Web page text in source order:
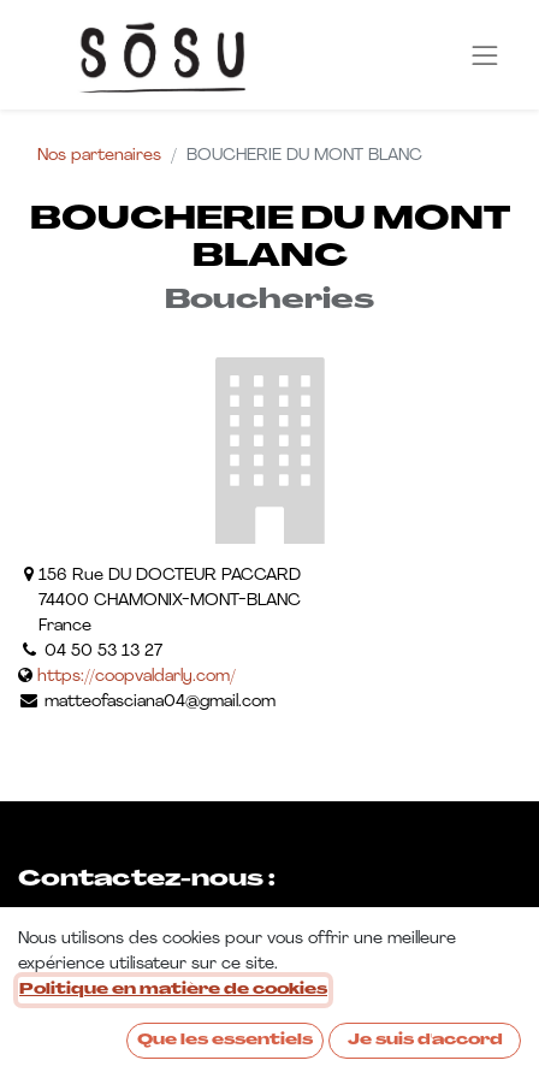
Nos partenaires BOUCHERIE DU MONT BLANC
BOUCHERIE DU MONT
BLANC
Boucheries
156 Rue DU DOCTEUR PACCARD
74400 CHAMONIX-MONT-BLANC
France
04 50 53 13 27
https://coopvaldarly.com/
matteofasciana04@gmail.com
Contactez-nous :
Tél. : 04 78 53 07 66
E-mail : bonjour@sosulesartisans.com
Nous utilisons des cookies pour vous offrir une meilleure
expérience utilisateur sur ce site.
Politique en matière de cookies
Que les essentiels Je suis d'accord